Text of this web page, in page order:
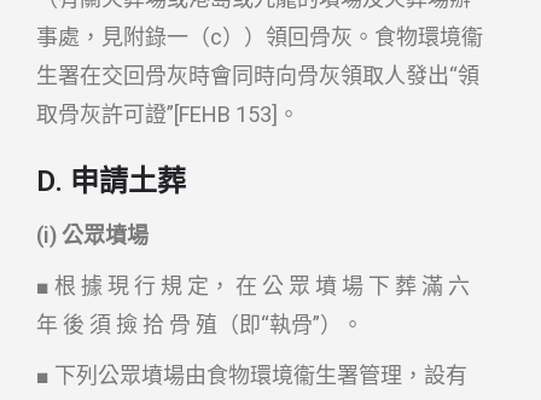
事處，見附錄一（c））領回骨灰。食物環境衞
生署在交回骨灰時會同時向骨灰領取人發出“領
取骨灰許可證”[FEHB 153]。
D. 申請土葬
(i) 公眾墳場
■ 根 據 現 行 規 定， 在 公 眾 墳 場 下 葬 滿 六
年 後 須 撿 拾 骨 殖（即“執骨”）。
■ 下列公眾墳場由食物環境衞生署管理，設有